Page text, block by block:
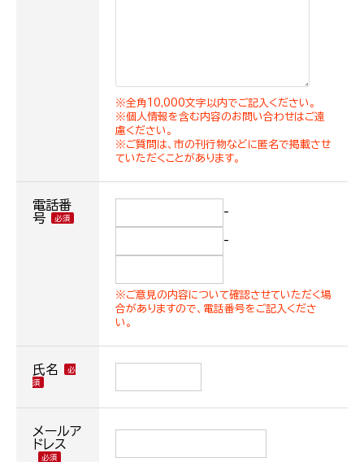
※全角10,000文字以内でご記入ください。
※個人情報を含む内容のお問い合わせはご遠
慮ください。
※ご質問は、市の刊行物などに匿名で掲載させ
ていただくことがあります。
電話番
号
-
-
※ご意見の内容について確認させていただく場
合がありますので、電話番号をご記入くださ
い。
氏名
メールア
ドレス